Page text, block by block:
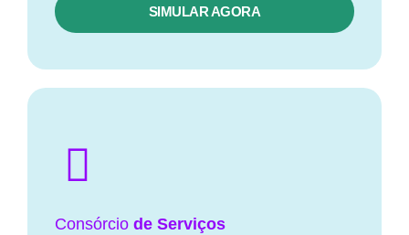
SIMULAR AGORA
Consórcio de Serviços